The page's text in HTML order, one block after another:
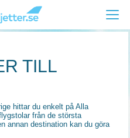
TILL
hittar du enkelt på Alla
från de största
annan destination kan du göra